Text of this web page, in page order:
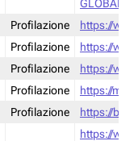
GLOBAL-
Profilazione
https://
Profilazione
https://
Profilazione
https://
Profilazione
https://
Profilazione https://
https://